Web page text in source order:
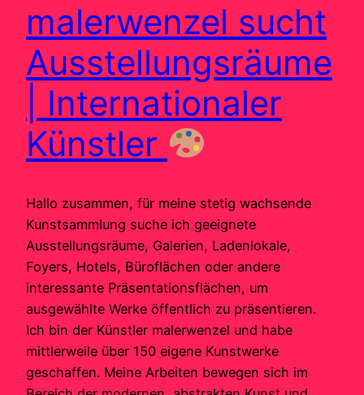
malerwenzel sucht
Ausstellungsräume
| Internationaler
Künstler
Hallo zusammen, für meine stetig wachsende
Kunstsammlung suche ich geeignete
Ausstellungsräume, Galerien, Ladenlokale,
Foyers, Hotels, Büroflächen oder andere
interessante Präsentationsflächen, um
ausgewählte Werke öffentlich zu präsentieren.
Ich bin der Künstler malerwenzel und habe
mittlerweile über 150 eigene Kunstwerke
geschaffen. Meine Arbeiten bewegen sich im